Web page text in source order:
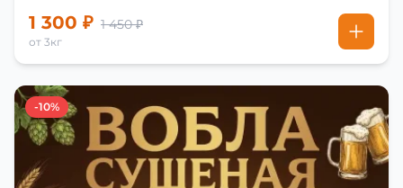
1 300 ₽ 1 450 ₽
от 3кг
-10%